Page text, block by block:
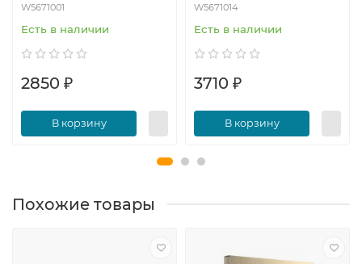
W5671001
Есть в наличии
2850 ₽
В корзину
W5671014
Есть в наличии
3710 ₽
В корзину
Похожие товары